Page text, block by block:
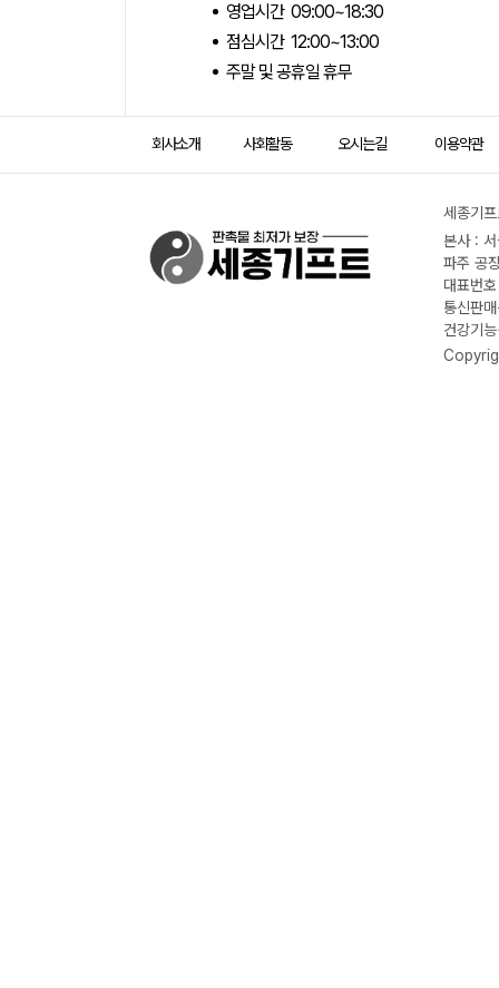
영업시간 09:00~18:30
점심시간 12:00~13:00
주말 및 공휴일 휴무
회사소개 사회활동 오시는길 이용약관
세종기
본사 :
파주 공
대표번
통신판
건강기